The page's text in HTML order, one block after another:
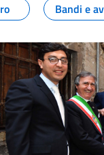
Bandi e